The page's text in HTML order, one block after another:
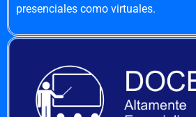
presenciales como virtuales.